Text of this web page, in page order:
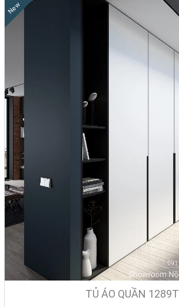
New
TỦ ÁO QUẦN 1289T